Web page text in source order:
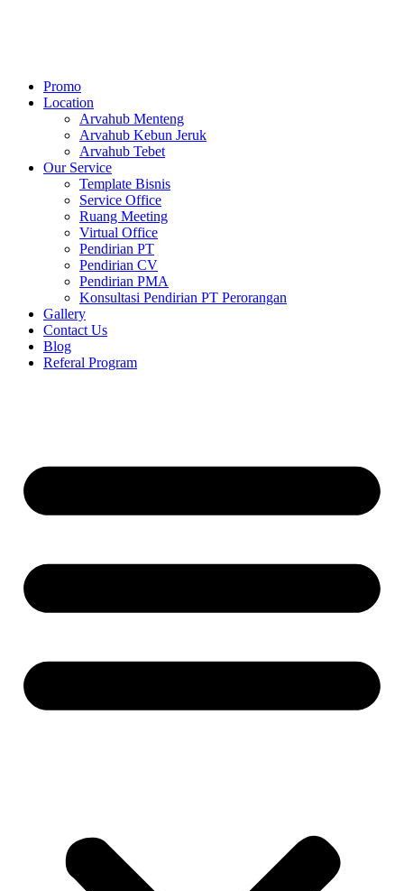
Promo
Location
Arvahub Menteng
Arvahub Kebun Jeruk
Arvahub Tebet
Our Service
Template Bisnis
Service Office
Ruang Meeting
Virtual Office
Pendirian PT
Pendirian CV
Pendirian PMA
Konsultasi Pendirian PT Perorangan
Gallery
Contact Us
Blog
Referal Program